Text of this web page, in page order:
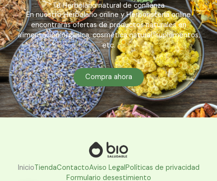
Tu Herbolario natural de confianza
En nuestro Herbolario online y Herboristería online
encontrarás ofertas de productos naturales en
alimentación orgánica, cosmética natural, suplementos,
etc.
Compra ahora
InicioTiendaContactoAviso LegalPolíticas de privacidad
Formulario desestimiento